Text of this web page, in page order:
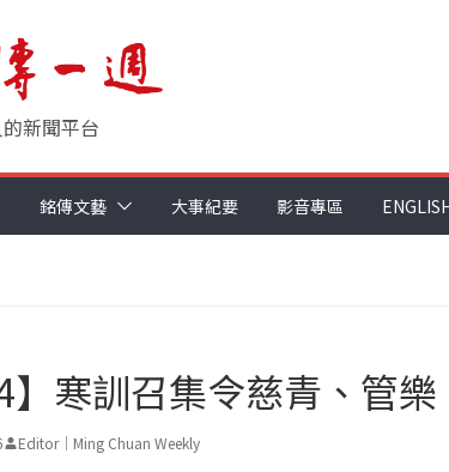
新聞平台
銘傳文藝 大事紀要 影音專區
】寒訓召集令慈青、管樂
Editor｜Ming Chuan Weekly